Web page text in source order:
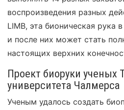
воспроизведения разных
LIMB, эта бионическая рука
и после них может стать
настоящих верхних
Проект биоруки ученых
университета Чалмерса
Ученым удалось создать